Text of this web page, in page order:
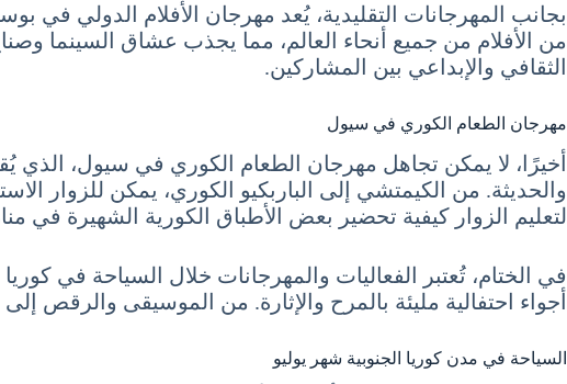
بجانب المهرجانات التقليدية، يُعد مهرجان الأفلام الدولي في
من الأفلام من جميع أنحاء العالم، مما يجذب عشاق السينما
الثقافي والإبداعي بين المشاركين.
مهرجان الطعام الكوري في سيول
أخيرًا، لا يمكن تجاهل مهرجان الطعام الكوري في سيول، الذي
والحديثة. من الكيمتشي إلى الباربكيو الكوري، يمكن للزوار
لتعليم الزوار كيفية تحضير بعض الأطباق الكورية الشهيرة في
أجواء احتفالية مليئة بالمرح والإثارة. من الموسيقى والرقص
السياحة في مدن كوريا الجنوبية شهر يوليو